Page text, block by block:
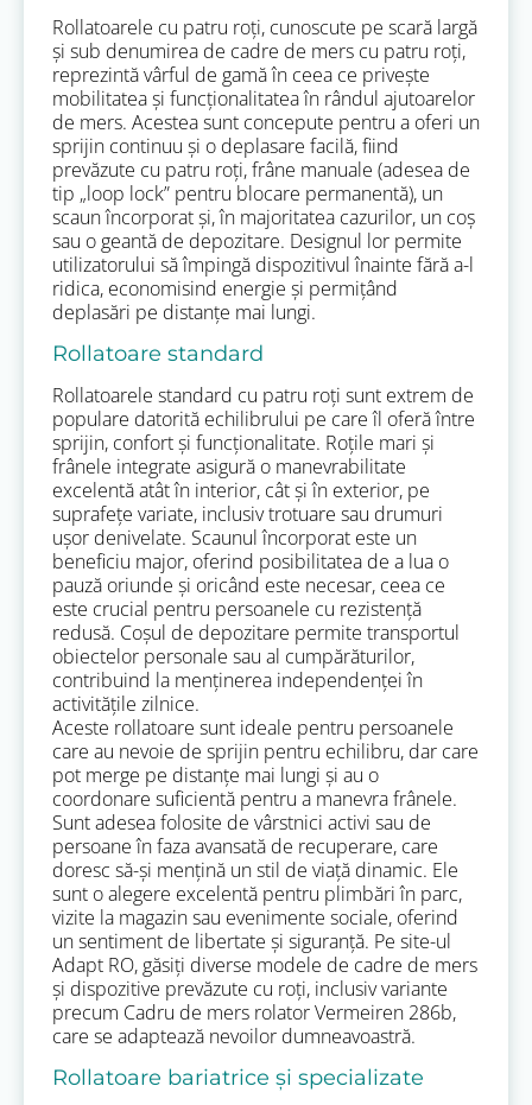
Rollatoarele cu patru roți, cunoscute pe scară largă
și sub denumirea de cadre de mers cu patru roți,
reprezintă vârful de gamă în ceea ce privește
mobilitatea și funcționalitatea în rândul ajutoarelor
de mers. Acestea sunt concepute pentru a oferi un
sprijin continuu și o deplasare facilă, fiind
prevăzute cu patru roți, frâne manuale (adesea de
tip „loop lock” pentru blocare permanentă), un
scaun încorporat și, în majoritatea cazurilor, un coș
sau o geantă de depozitare. Designul lor permite
utilizatorului să împingă dispozitivul înainte fără a-l
ridica, economisind energie și permițând
deplasări pe distanțe mai lungi.
Rollatoare standard
Rollatoarele standard cu patru roți sunt extrem de
populare datorită echilibrului pe care îl oferă între
sprijin, confort și funcționalitate. Roțile mari și
frânele integrate asigură o manevrabilitate
excelentă atât în interior, cât și în exterior, pe
suprafețe variate, inclusiv trotuare sau drumuri
ușor denivelate. Scaunul încorporat este un
beneficiu major, oferind posibilitatea de a lua o
pauză oriunde și oricând este necesar, ceea ce
este crucial pentru persoanele cu rezistență
redusă. Coșul de depozitare permite transportul
obiectelor personale sau al cumpărăturilor,
contribuind la menținerea independenței în
activitățile zilnice.
Aceste rollatoare sunt ideale pentru persoanele
care au nevoie de sprijin pentru echilibru, dar care
pot merge pe distanțe mai lungi și au o
coordonare suficientă pentru a manevra frânele.
Sunt adesea folosite de vârstnici activi sau de
persoane în faza avansată de recuperare, care
doresc să-și mențină un stil de viață dinamic. Ele
sunt o alegere excelentă pentru plimbări în parc,
vizite la magazin sau evenimente sociale, oferind
un sentiment de libertate și siguranță. Pe site-ul
Adapt RO, găsiți diverse modele de cadre de mers
și dispozitive prevăzute cu roți, inclusiv variante
precum Cadru de mers rolator Vermeiren 286b,
care se adaptează nevoilor dumneavoastră.
Rollatoare bariatrice și specializate